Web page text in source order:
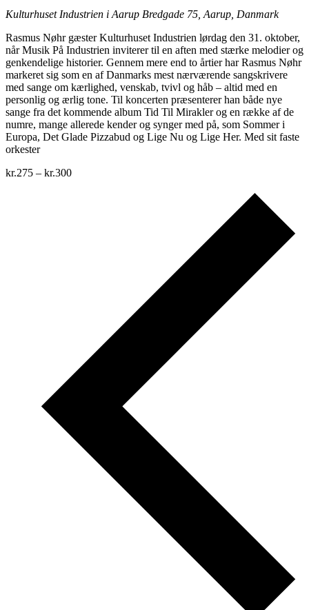
Kulturhuset Industrien i Aarup Bredgade 75, Aarup, Danmark
Rasmus Nøhr gæster Kulturhuset Industrien lørdag den 31. oktober,
når Musik På Industrien inviterer til en aften med stærke melodier og
genkendelige historier. Gennem mere end to årtier har Rasmus Nøhr
markeret sig som en af Danmarks mest nærværende sangskrivere
med sange om kærlighed, venskab, tvivl og håb – altid med en
personlig og ærlig tone. Til koncerten præsenterer han både nye
sange fra det kommende album Tid Til Mirakler og en række af de
numre, mange allerede kender og synger med på, som Sommer i
Europa, Det Glade Pizzabud og Lige Nu og Lige Her. Med sit faste
orkester
kr.275 – kr.300